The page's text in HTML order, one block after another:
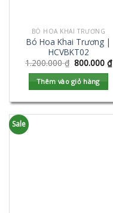
BÓ HOA KHAI TRƯƠNG
Bó Hoa Khai Trương |
HCVBKT02
1.200.000₫ 800.000₫
Thêm vào giỏ hàng
Sale